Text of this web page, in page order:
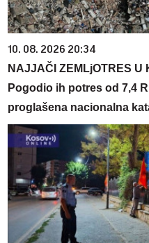
10. 08. 2026 20:34
NAJJAČI ZEMLjOTRES U
Pogodio ih potres od 7,4
proglašena nacionalna